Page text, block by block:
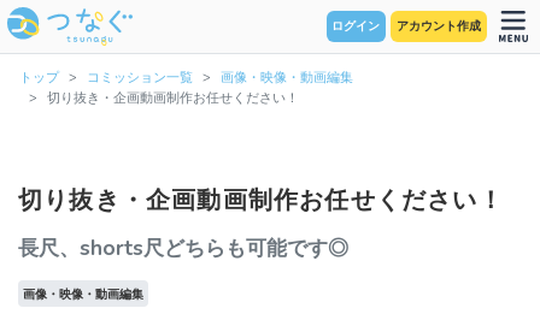
ログイン アカウント作成
トップ コミッション一覧
画像・映像・動画編集
切り抜き・企画動画制作お任せください！
切り抜き・企画動画制作お任せください！
長尺、shorts尺どちらも可能です◎
画像・映像・動画編集